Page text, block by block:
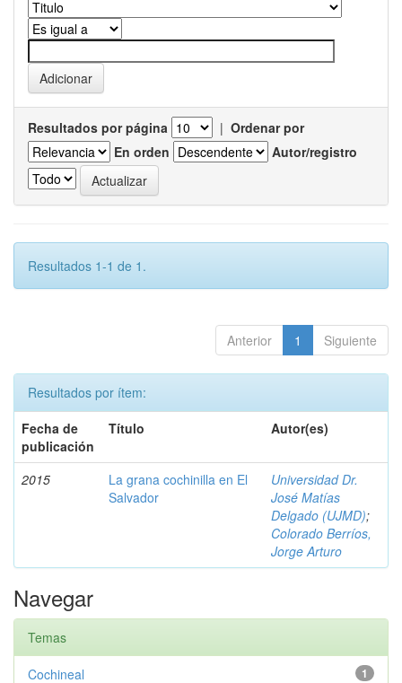
Resultados por página | Ordenar por
En orden
Autor/registro
Resultados 1-1 de 1.
Anterior 1 Siguiente
Resultados por ítem:
Fecha de
publicación
Título Autor(es)
2015
La grana cochinilla en El
Salvador
Universidad Dr.
José Matías
Delgado (UJMD);
Colorado Berríos,
Jorge Arturo
Navegar
Temas
1
Cochineal